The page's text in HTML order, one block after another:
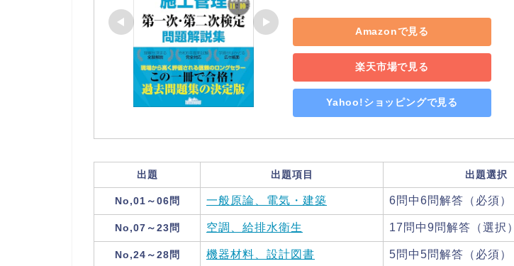
Amazonで見る
楽天市場で見る
Yahoo!ショッピングで見る
出題 出題項目 出題選択
No,01～06問 一般原論、電気・建築 6問中6問解答（必須）
No,07～23問 空調、給排水衛生 17問中9問解答（選択）
No,24～28問 機器材料、設計図書 5問中5問解答（必須）